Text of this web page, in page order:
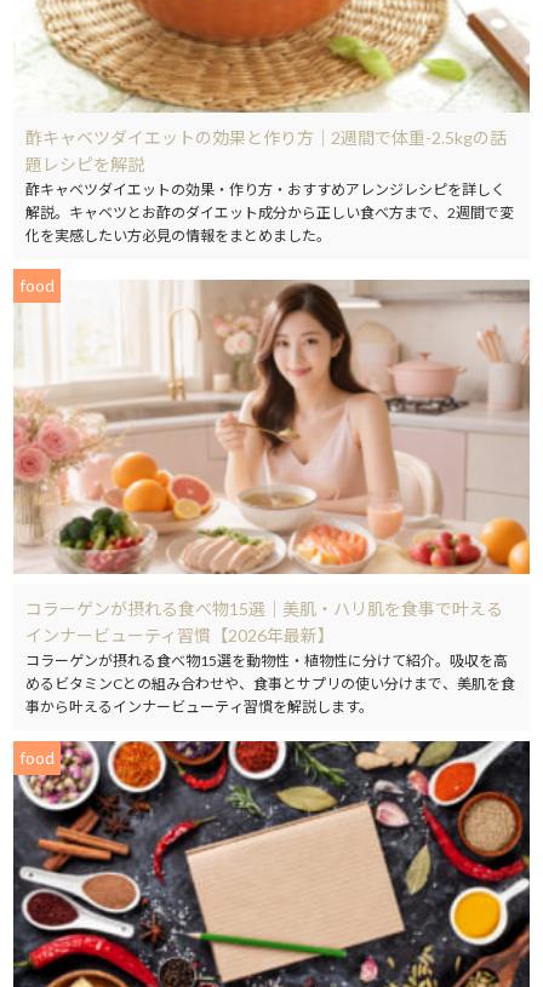
酢キャベツダイエットの効果と作り方｜2週間で体重-2.5kgの話
題レシピを解説
酢キャベツダイエットの効果・作り方・おすすめアレンジレシピを詳しく
解説。キャベツとお酢のダイエット成分から正しい食べ方まで、2週間で変
化を実感したい方必見の情報をまとめました。
food
コラーゲンが摂れる食べ物15選｜美肌・ハリ肌を食事で叶える
インナービューティ習慣【2026年最新】
コラーゲンが摂れる食べ物15選を動物性・植物性に分けて紹介。吸収を高
めるビタミンCとの組み合わせや、食事とサプリの使い分けまで、美肌を食
事から叶えるインナービューティ習慣を解説します。
food